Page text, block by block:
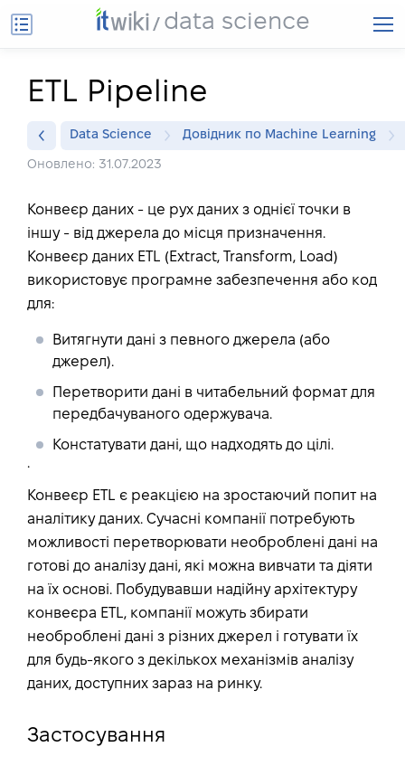
data science
ETL Pipeline
Data Science Довідник по Machine Learning
Оновлено: 31.07.2023
Конвеєр даних - це рух даних з однієї точки в
іншу - від джерела до місця призначення.
Конвеєр даних ETL (Extract, Transform, Load)
використовує програмне забезпечення або код
для:
Витягнути дані з певного джерела (або
джерел).
Перетворити дані в читабельний формат для
передбачуваного одержувача.
Констатувати дані, що надходять до цілі.
.
Конвеєр ETL є реакцією на зростаючий попит на
аналітику даних. Сучасні компанії потребують
можливості перетворювати необроблені дані на
готові до аналізу дані, які можна вивчати та діяти
на їх основі. Побудувавши надійну архітектуру
конвеєра ETL, компанії можуть збирати
необроблені дані з різних джерел і готувати їх
для будь-якого з декількох механізмів аналізу
даних, доступних зараз на ринку.
Застосування